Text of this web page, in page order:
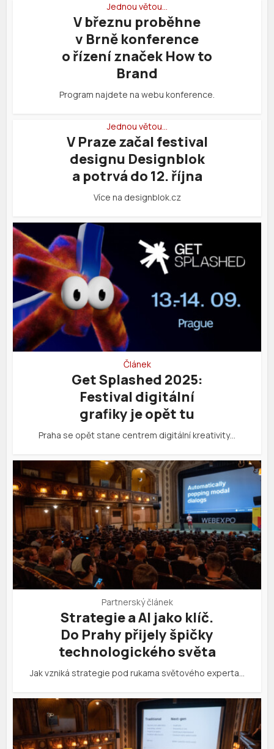
Jednou větou…
V březnu proběhne
v Brně konference
o řízení značek How to
Brand
Program najdete na webu konference.
Jednou větou…
V Praze začal festival
designu Designblok
a potrvá do 12. října
Více na designblok.cz
Článek
Get Splashed 2025:
Festival digitální
grafiky je opět tu
Praha se opět stane centrem digitální kreativity…
Partnerský článek
Strategie a AI jako klíč.
Do Prahy přijely špičky
technologického světa
Jak vzniká strategie pod rukama světového experta…